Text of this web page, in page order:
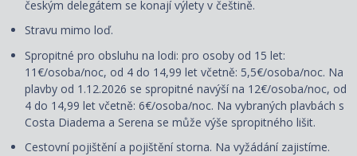
českým delegátem se konají výlety v češtině.
Stravu mimo loď.
Spropitné pro obsluhu na lodi: pro osoby od 15 let:
11€/osoba/noc, od 4 do 14,99 let včetně: 5,5€/osoba/noc. Na
plavby od 1.12.2026 se spropitné navýší na 12€/osoba/noc, od
4 do 14,99 let včetně: 6€/osoba/noc. Na vybraných plavbách s
Costa Diadema a Serena se může výše spropitného lišit.
Cestovní pojištění a pojištění storna. Na vyžádání zajistíme.